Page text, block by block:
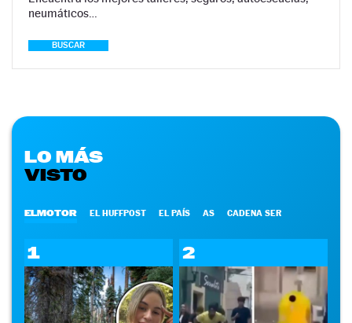
neumáticos…
BUSCAR
LO MÁS
VISTO
ELMOTOR EL HUFFPOST EL PAÍS AS CADENA SER
1 2